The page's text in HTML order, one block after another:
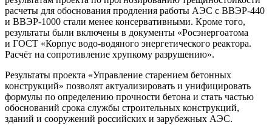
расчеты для обоснования продления работы АЭС с ВВЭР‑440
и ВВЭР‑1000 стали менее консервативными. Кроме того,
результаты были включены в документы «Росэнергоатома
и ГОСТ «Корпус водо-водяного энергетического реактора.
Расчёт на сопротивление хрупкому разрушению».
Результаты проекта «Управление старением бетонных
конструкций» позволят актуализировать и унифицировать
формулы по определению прочности бетона и стать частью
обоснований срока службы строительных конструкций,
зданий и сооружений российских и зарубежных АЭС.